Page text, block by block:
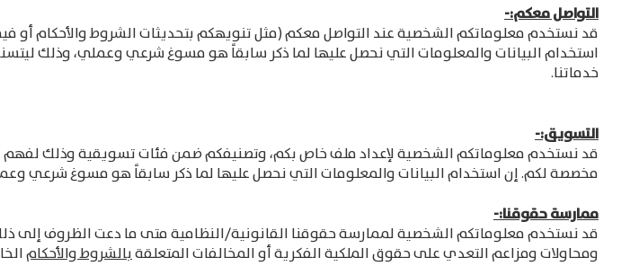
التواصل معكم:-
قد نستخدم معلوماتكم الشخصية عند التواصل معكم (مثل تنويهكم بتحديثات الشروط والأحكام أو
استخدام البيانات والمعلومات التي نحصل عليها لما ذكر سابقاً هو مسوغ شرعي وعملي، وذلك
خدماتنا.
التسويق:-
قد نستخدم معلوماتكم الشخصية لإعداد ملف خاص بكم، وتصنيفكم ضمن فئات تسويقية وذلك
مخصصة لكم. إن استخدام البيانات والمعلومات التي نحصل عليها لما ذكر سابقاً هو مسوغ شرعي
ممارسة حقوقنا:-
قد نستخدم معلوماتكم الشخصية لممارسة حقوقنا القانونية/النظامية متى ما دعت الظروف إلى
ومحاولات ومزاعم التعدي على حقوق الملكية الفكرية أو المخالفات المتعلقةبالشروط والأحكام